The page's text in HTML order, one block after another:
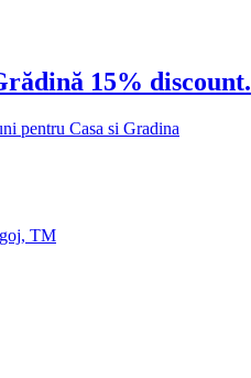
15% discount.
pentru Casa si Gradina
TM